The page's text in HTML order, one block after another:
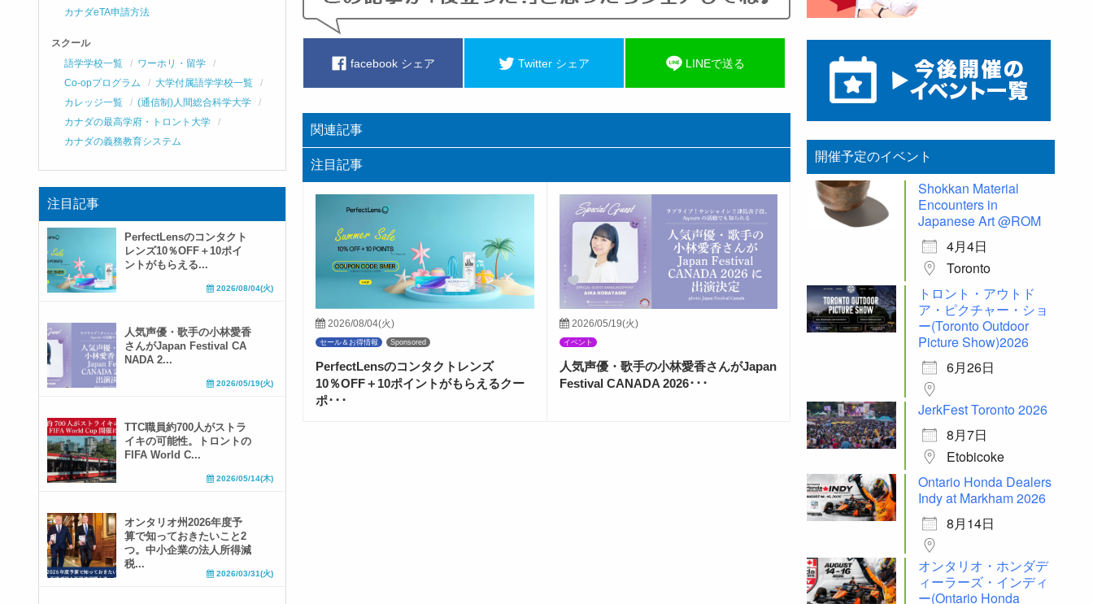
facebook シェア Twitter シェア LINEで送る
関連記事
注目記事
2026/08/04(火)
セール＆お得情報 Sponsored
PerfectLensのコンタクトレンズ
10％OFF＋10ポイントがもらえるクー
ポ･･･
2026/05/19(火)
イベント
人気声優・歌手の小林愛香さんがJapan
Festival CANADA 2026･･･
カナダeTA申請方法
スクール
語学学校一覧
ワーホリ・留学
Co-opプログラム
大学付属語学学校一覧
カレッジ一覧
(通信制)人間総合科学大学
カナダの最高学府・トロント大学
カナダの義務教育システム
注目記事
PerfectLensのコンタクト
レンズ10％OFF＋10ポイ
ントがもらえる...
2026/08/04(火)
人気声優・歌手の小林愛香
さんがJapan Festival CA
NADA 2...
2026/05/19(火)
TTC職員約700人がストラ
イキの可能性。トロントの
FIFA World C...
2026/05/14(木)
オンタリオ州2026年度予
算で知っておきたいこと2
つ。中小企業の法人所得減
税...
2026/03/31(火)
開催予定のイベント
Shokkan Material
Encounters in
Japanese Art @ROM
4月4日
Toronto
トロント・アウトド
ア・ピクチャー・ショ
ー(Toronto Outdoor
Picture Show)2026
6月26日
JerkFest Toronto 2026
8月7日
Etobicoke
Ontario Honda Dealers
Indy at Markham 2026
8月14日
オンタリオ・ホンダデ
ィーラーズ・インディ
ー(Ontario Honda